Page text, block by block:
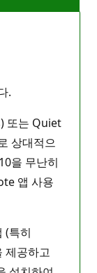
.
또는 Quiet
상대적으
을 무난히
앱 사용
(특히
제공하고